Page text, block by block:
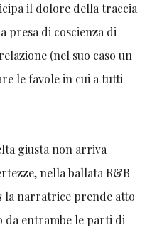
il dolore della traccia
presa di coscienza di
(nel suo caso un
le favole in cui a tutti
giusta non arriva
nella ballata R&B
la narratrice prende atto
da entrambe le parti di